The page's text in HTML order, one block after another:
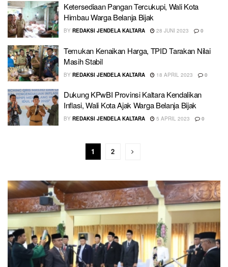
Ketersediaan Pangan Tercukupi, Wali Kota
Himbau Warga Belanja Bijak
BY REDAKSI JENDELA KALTARA 28 JUNI 2023 0
Temukan Kenaikan Harga, TPID Tarakan Nilai
Masih Stabil
BY REDAKSI JENDELA KALTARA 18 APRIL 2023 0
Dukung KPwBI Provinsi Kaltara Kendalikan
Inflasi, Wali Kota Ajak Warga Belanja Bijak
BY REDAKSI JENDELA KALTARA 5 APRIL 2023 0
1 2